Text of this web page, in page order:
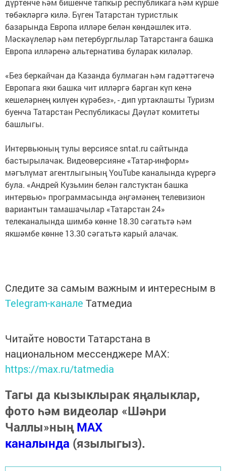
дүртенче һәм бишенче тапкыр республикага һәм күрше
төбәкләргә килә. Бүген Татарстан туристлык
базарында Европа илләре белән көндәшлек итә.
Мәскәүлеләр һәм петербурглылар Татарстанга башка
Европа илләренә альтернатива буларак киләләр. ⠀
«Без беркайчан да Казанда булмаган һәм гадәттәгечә
Европага яки башка чит илләргә барган күп кенә
кешеләрнең килүен күрәбез», - дип уртаклашты Туризм
буенча Татарстан Республикасы Дәүләт комитеты
башлыгы. ⠀
Интервьюның тулы версиясе sntat.ru сайтында
бастырылачак. Видеоверсияне «Татар-информ»
мәгълүмат агентлыгының YouTube каналында күрергә
була. «Андрей Кузьмин белән галстуктан башка
интервью» программасында әңгәмәнең телевизион
вариантын тамашачылар «Татарстан 24»
телеканалында шимбә көнне 18.30 сәгатьтә һәм
якшәмбе көнне 13.30 сәгатьтә карый алачак.⠀
Следите за самым важным и интересным в
Telegram-канале Татмедиа
Читайте новости Татарстана в
национальном мессенджере MАХ:
https://max.ru/tatmedia
Тагы да кызыклырак яңалыклар,
фото һәм видеолар «Шәһри
Чаллы»ныңMAX
каналында (язылыгыз).